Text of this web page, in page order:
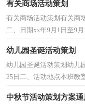
有关商场活动策划
有关商场活动策划有关商
二、日期xx年9月1日至9
幼儿园圣诞活动策划
幼儿园圣诞活动策划幼儿
25日二、活动地点本班教
中秋节活动策划方案通